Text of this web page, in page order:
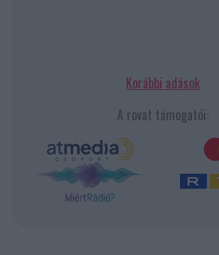
Korábbi adások
A rovat támogatói: